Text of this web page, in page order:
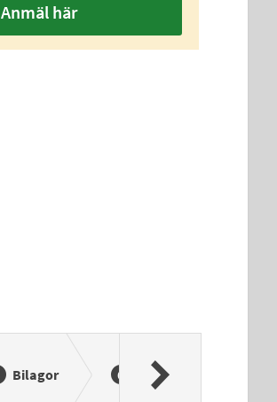
Anmäl här
Bilagor Kontaktuppgifter